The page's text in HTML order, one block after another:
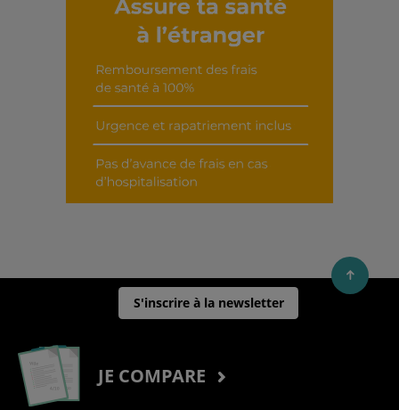
Découvrir cet interview
S'inscrire à la newsletter
JE COMPARE